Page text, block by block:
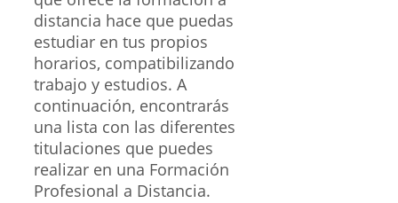
distancia hace que puedas
estudiar en tus propios
horarios, compatibilizando
trabajo y estudios. A
continuación, encontrarás
una lista con las diferentes
titulaciones que puedes
realizar en una Formación
Profesional a Distancia.